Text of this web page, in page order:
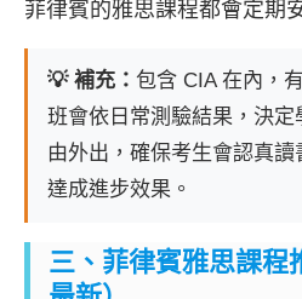
菲律賓的雅思課程都會定期
💡 補充： 包含 CIA 在內，
班會依日常測驗結果，決定
由外出，確保考生會認真
達成進步效果。
三、菲律賓雅思課程